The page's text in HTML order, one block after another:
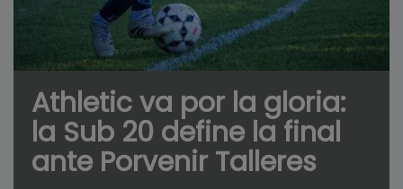
Athletic va por la gloria:
la Sub 20 define la final
ante Porvenir Talleres